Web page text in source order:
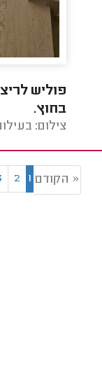
פוליש
בחוץ.
צילום:
« הקודם 1
2